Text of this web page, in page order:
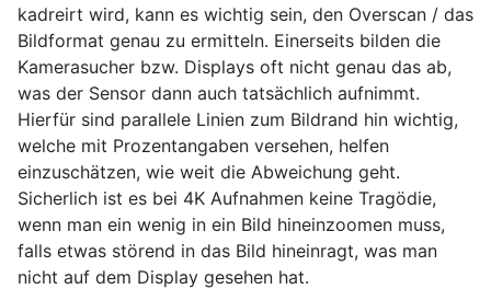
kadreirt wird, kann es wichtig sein, den Overscan / das
Bildformat genau zu ermitteln. Einerseits bilden die
Kamerasucher bzw. Displays oft nicht genau das ab,
was der Sensor dann auch tatsächlich aufnimmt.
Hierfür sind parallele Linien zum Bildrand hin wichtig,
welche mit Prozentangaben versehen, helfen
einzuschätzen, wie weit die Abweichung geht.
Sicherlich ist es bei 4K Aufnahmen keine Tragödie,
wenn man ein wenig in ein Bild hineinzoomen muss,
falls etwas störend in das Bild hineinragt, was man
nicht auf dem Display gesehen hat.